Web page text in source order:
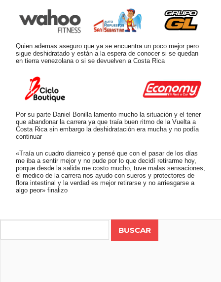
Quien ademas aseguro que ya se encuentra un poco mejor pero
sigue deshidratado y están a la espera de conocer si se quedan
en tierra venezolana o si se devuelven a Costa Rica
Por su parte Daniel Bonilla lamento mucho la situación y el tener
que abandonar la carrera ya que traía buen ritmo de la Vuelta a
Costa Rica sin embargo la deshidratación era mucha y no podía
continuar
«Traía un cuadro diarreico y pensé que con el pasar de los días
me iba a sentir mejor y no pude por lo que decidí retirarme hoy,
porque desde la salida me costo mucho, tuve malas sensaciones,
el medico de la carrera nos ayudo con sueros y protectores de
flora intestinal y la verdad es mejor retirarse y no arriesgarse a
algo peor» finalizo